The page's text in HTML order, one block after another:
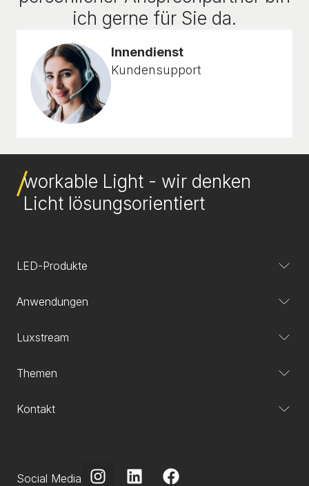
ich gerne für Sie da.
Innendienst
Kundensupport
workable Light - wir denken
Licht lösungsorientiert
LED-Produkte
Anwendungen
Luxstream
Themen
Kontakt
Social Media